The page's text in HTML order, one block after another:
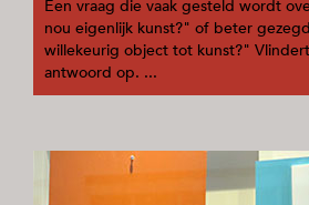
Een vraag die vaak gesteld wordt
nou eigenlijk kunst?" of beter
willekeurig object tot kunst?"
antwoord op. ...